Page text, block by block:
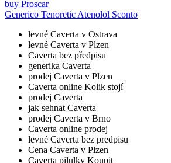
buy Proscar
Generico Tenoretic Atenolol Sconto
levné Caverta v Ostrava
levné Caverta v Plzen
Caverta bez předpisu
generika Caverta
prodej Caverta v Plzen
Caverta online Kolik stojí
prodej Caverta
jak sehnat Caverta
prodej Caverta v Brno
Caverta online prodej
levné Caverta bez predpisu
Cena Caverta v Plzen
Caverta pilulky Koupit